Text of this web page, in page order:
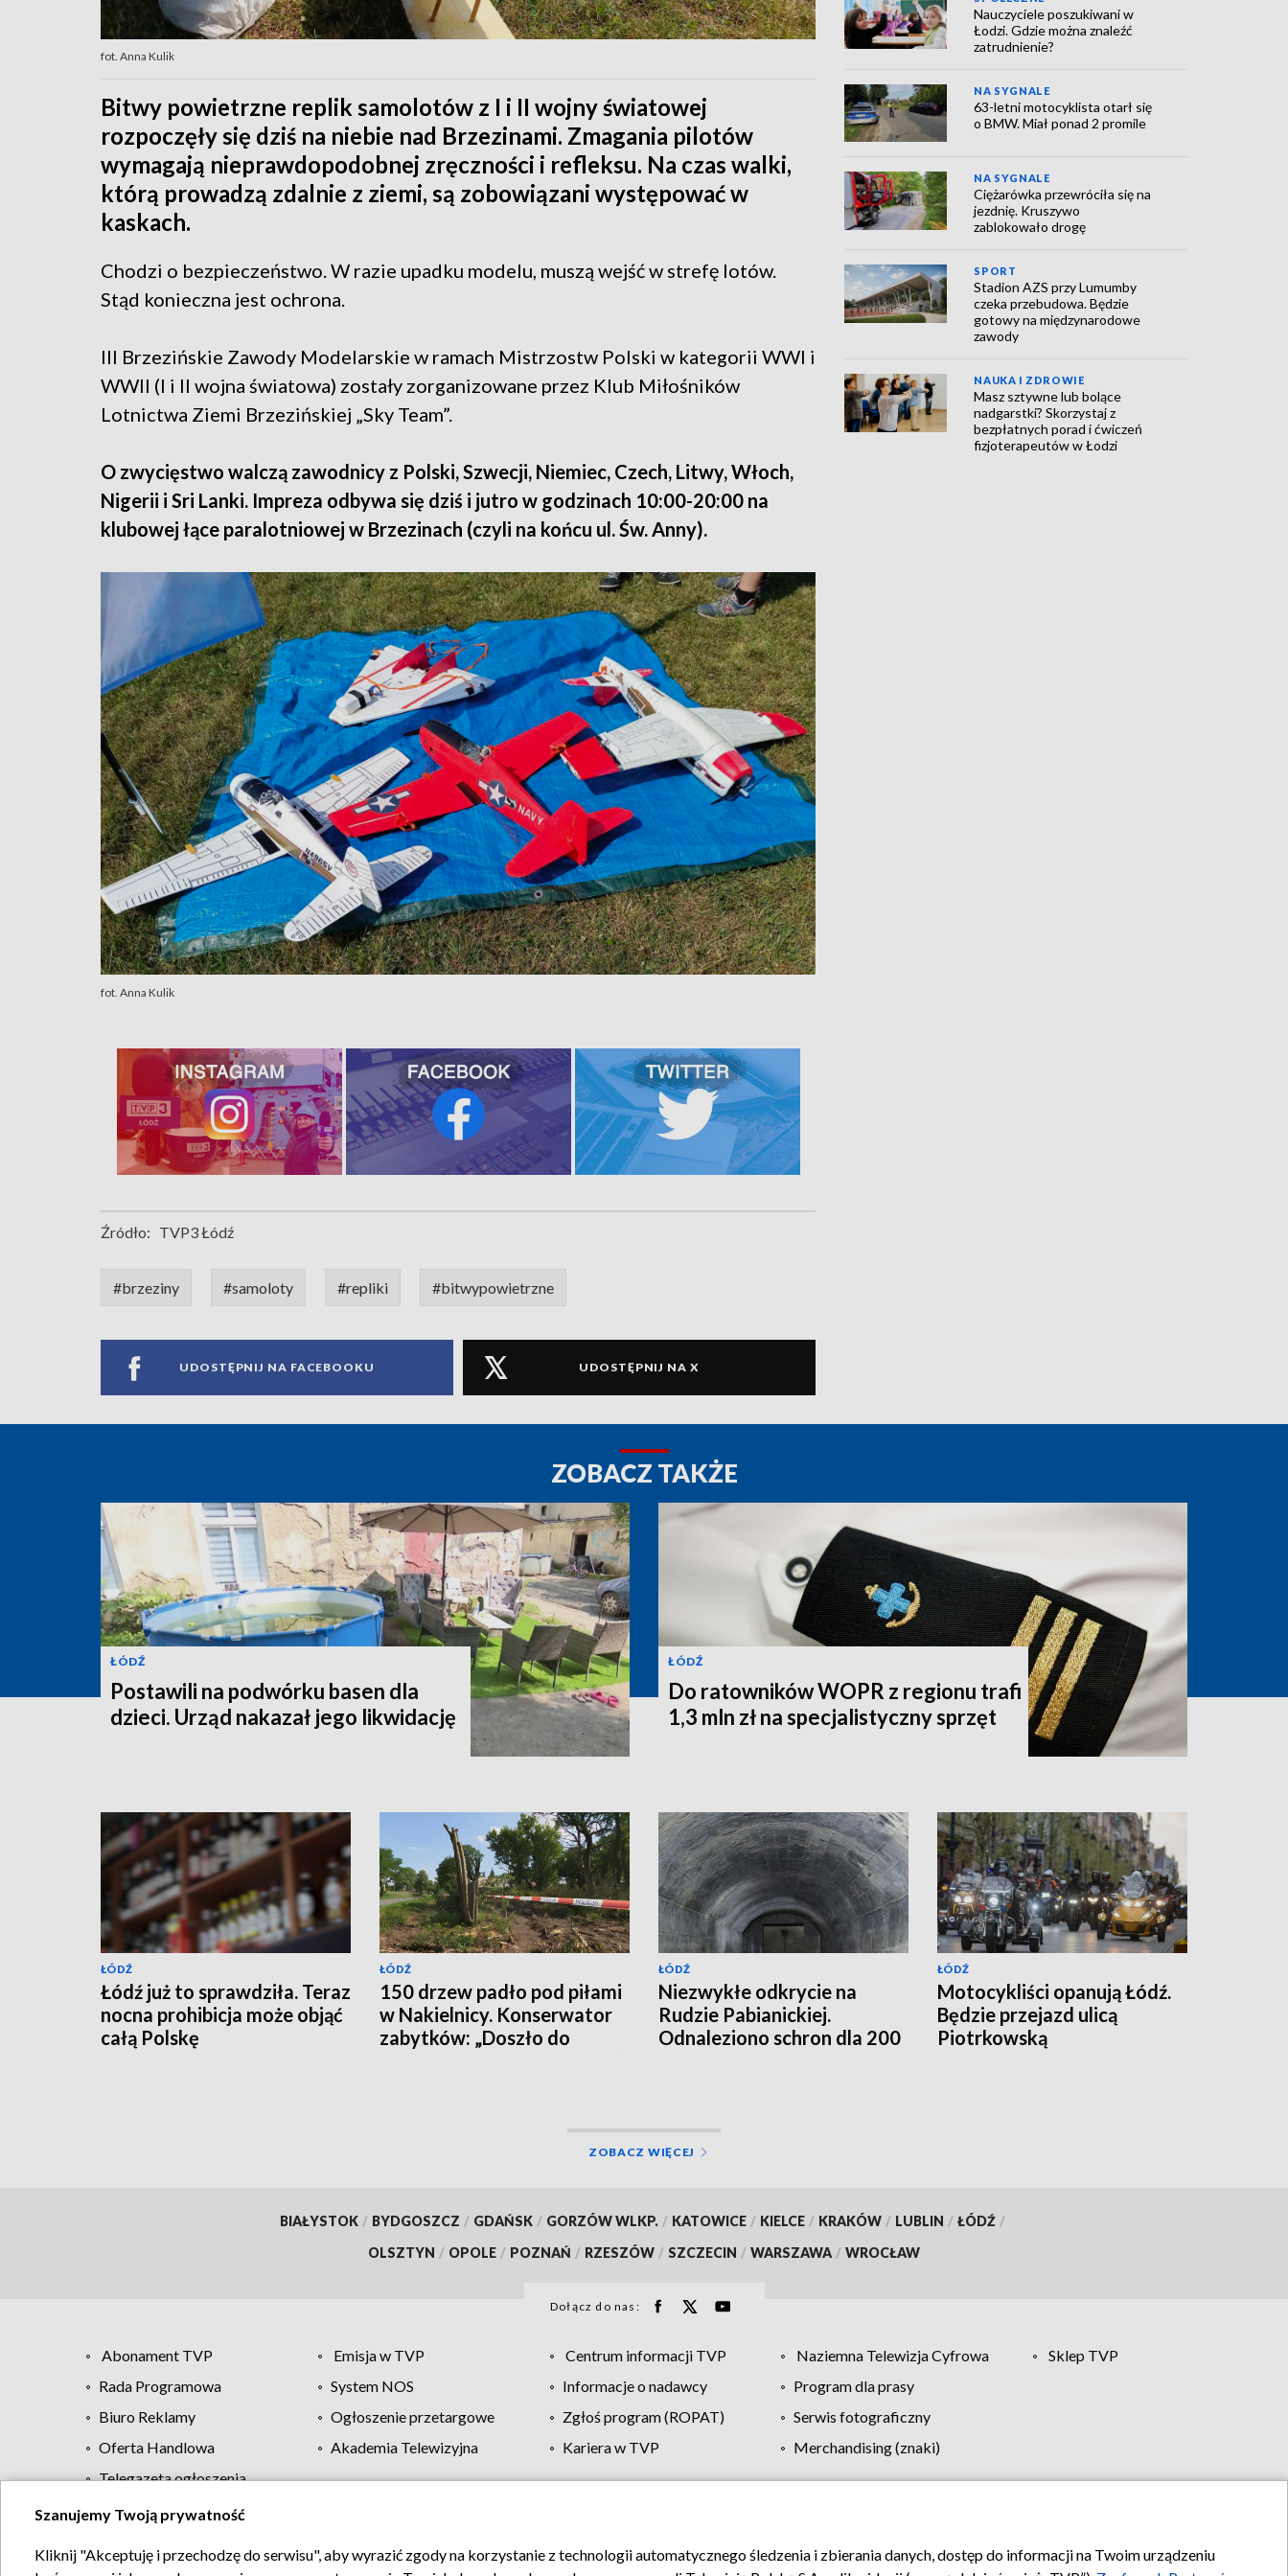
fot. Anna Kulik
Bitwy powietrzne replik samolotów z I i II wojny światowej
rozpoczęły się dziś na niebie nad Brzezinami. Zmagania pilotów
wymagają nieprawdopodobnej zręczności i refleksu. Na czas walki,
którą prowadzą zdalnie z ziemi, są zobowiązani występować w
kaskach.
Chodzi o bezpieczeństwo. W razie upadku modelu, muszą wejść w strefę lotów.
Stąd konieczna jest ochrona.
III Brzezińskie Zawody Modelarskie w ramach Mistrzostw Polski w kategorii WWI i
WWII (I i II wojna światowa) zostały zorganizowane przez Klub Miłośników
Lotnictwa Ziemi Brzezińskiej „Sky Team”.
O zwycięstwo walczą zawodnicy z Polski, Szwecji, Niemiec, Czech, Litwy, Włoch,
Nigerii i Sri Lanki. Impreza odbywa się dziś i jutro w godzinach 10:00-20:00 na
klubowej łące paralotniowej w Brzezinach (czyli na końcu ul. Św. Anny).
fot. Anna Kulik
Źródło: TVP3 Łódź
#brzeziny #samoloty #repliki #bitwypowietrzne
UDOSTĘPNIJ NA FACEBOOKU UDOSTĘPNIJ NA X
Nauczyciele poszukiwani w
Łodzi. Gdzie można znaleźć
zatrudnienie?
NA SYGNALE
63-letni motocyklista otarł się
o BMW. Miał ponad 2 promile
NA SYGNALE
Ciężarówka przewróciła się na
jezdnię. Kruszywo
zablokowało drogę
SPORT
Stadion AZS przy Lumumby
czeka przebudowa. Będzie
gotowy na międzynarodowe
zawody
NAUKA I ZDROWIE
Masz sztywne lub bolące
nadgarstki? Skorzystaj z
bezpłatnych porad i ćwiczeń
fizjoterapeutów w Łodzi
ZOBACZ TAKŻE
ŁÓDŹ
Postawili na podwórku basen dla
dzieci. Urząd nakazał jego likwidację
ŁÓDŹ
Do ratowników WOPR z regionu trafi
1,3 mln zł na specjalistyczny sprzęt
ŁÓDŹ
Łódź już to sprawdziła. Teraz
nocna prohibicja może objąć
całą Polskę
ŁÓDŹ
150 drzew padło pod piłami
w Nakielnicy. Konserwator
zabytków: „Doszło do
ŁÓDŹ
Niezwykłe odkrycie na
Rudzie Pabianickiej.
Odnaleziono schron dla 200
ŁÓDŹ
Motocykliści opanują Łódź.
Będzie przejazd ulicą
Piotrkowską
ZOBACZ WIĘCEJ
BIAŁYSTOK / BYDGOSZCZ / GDAŃSK / GORZÓW WLKP. / KATOWICE / KIELCE / KRAKÓW / LUBLIN / ŁÓDŹ /
OLSZTYN / OPOLE / POZNAŃ / RZESZÓW / SZCZECIN / WARSZAWA / WROCŁAW
Dołącz do nas:
Abonament TVP Emisja w TVP Centrum informacji TVP Naziemna Telewizja Cyfrowa
Sklep TVP
Rada Programowa
System NOS Informacje o nadawcy
Program dla prasy
Biuro Reklamy
Ogłoszenie przetargowe Zgłoś program (ROPAT)
Serwis fotograficzny
Oferta Handlowa
Akademia Telewizyjna Kariera w TVP
Merchandising (znaki)
Telegazeta ogłoszenia
Regulamin TVP Polityka prywatności Moje zgody Pomoc Biuro reklamy Kontakt
Szanujemy Twoją prywatność
Kliknij "Akceptuję i przechodzę do serwisu", aby wyrazić zgody na korzystanie z technologii automatycznego śledzenia i zbierania danych, dostęp do informacji na Twoim urządzeniu